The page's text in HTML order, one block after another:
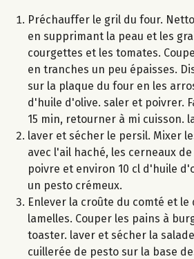
Préchauffer le gril du four.
en supprimant la peau et les
courgettes et les tomates.
en tranches un peu épaisses.
sur la plaque du four en les
d'huile d'olive. saler et poivrer.
15 min, retourner à mi cuisson.
laver et sécher le persil. Mixer
avec l'ail haché, les cerneaux
poivre et environ 10 cl d'huile
un pesto crémeux.
Enlever la croûte du comté et le
lamelles. Couper les pains à
toaster. laver et sécher la
cuillerée de pesto sur la base